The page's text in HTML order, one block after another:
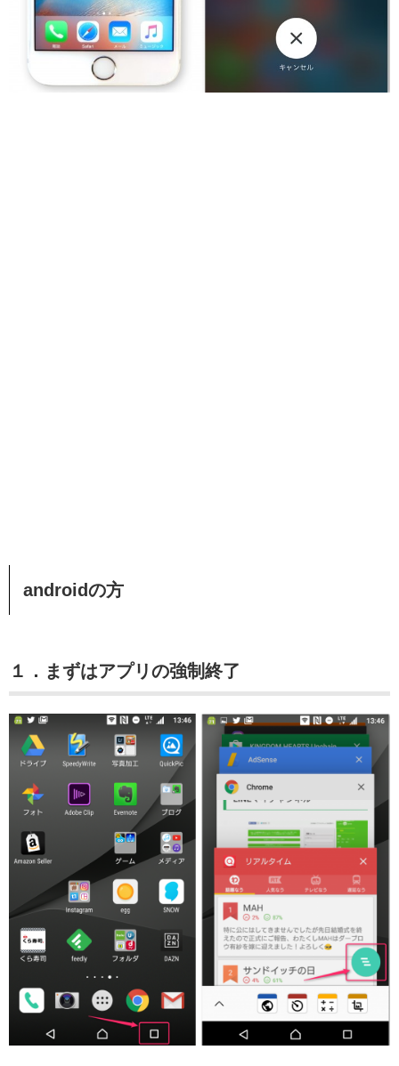
androidの方
１．まずはアプリの強制終了